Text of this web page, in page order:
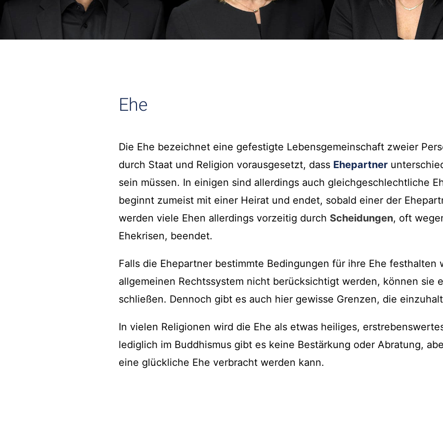
Ehe
Die Ehe bezeichnet eine gefestigte Lebensgemeinschaft zweier
durch Staat und Religion vorausgesetzt, dass Ehepartner
sein müssen. In einigen sind allerdings auch gleichgeschlechtliche
beginnt zumeist mit einer Heirat und endet, sobald einer der
werden viele Ehen allerdings vorzeitig durch Scheidungen, oft
Ehekrisen, beendet.
Falls die Ehepartner bestimmte Bedingungen für ihre Ehe festhalten
allgemeinen Rechtssystem nicht berücksichtigt werden, können sie
schließen. Dennoch gibt es auch hier gewisse Grenzen, die
In vielen Religionen wird die Ehe als etwas heiliges,
lediglich im Buddhismus gibt es keine Bestärkung oder Abratung,
eine glückliche Ehe verbracht werden kann.